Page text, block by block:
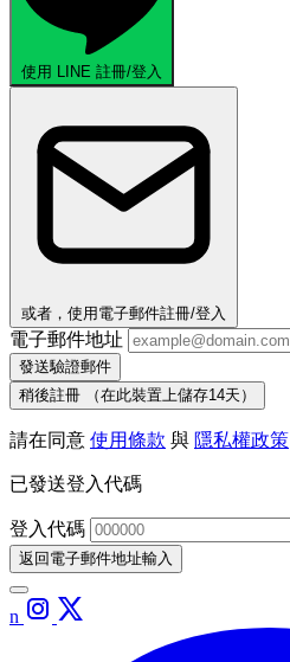
使用 LINE 註冊/登入
或者，使用電子郵件註冊/登入
電子郵件地址
發送驗證郵件
稍後註冊
（在此裝置上儲存14天）
請在同意 使用條款 與 隱私權政策
已發送登入代碼
登入代碼
返回電子郵件地址輸入
n